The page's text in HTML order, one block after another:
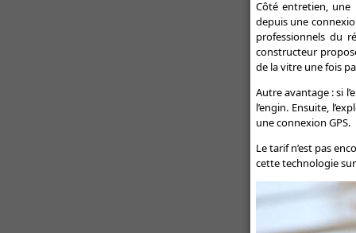
Côté entretien, une
depuis une
professionnels du
constructeur
de la vitre une fois
Autre avantage : si
l’engin. Ensuite,
une connexion GPS.
Le tarif n’est pas
cette technologie